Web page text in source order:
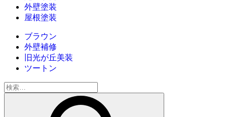
外壁塗装
屋根塗装
ブラウン
外壁補修
旧光が丘美装
ツートン
検
索: